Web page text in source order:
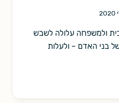
ולמשפחה עלולה לשבש
בני האדם – ולעלות